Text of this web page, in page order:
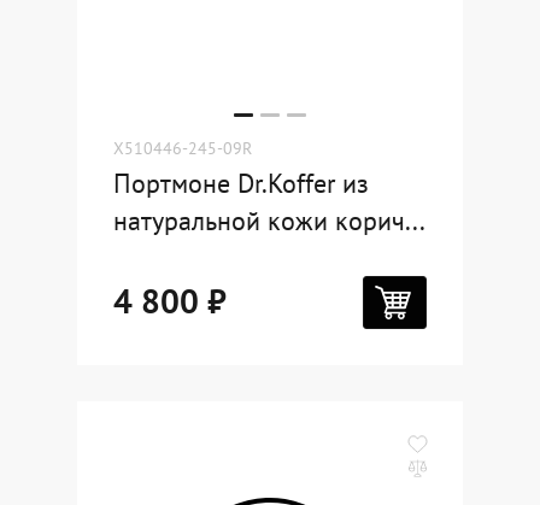
X510446-245-09R
Портмоне Dr.Koffer из
натуральной кожи корич...
4 800 ₽